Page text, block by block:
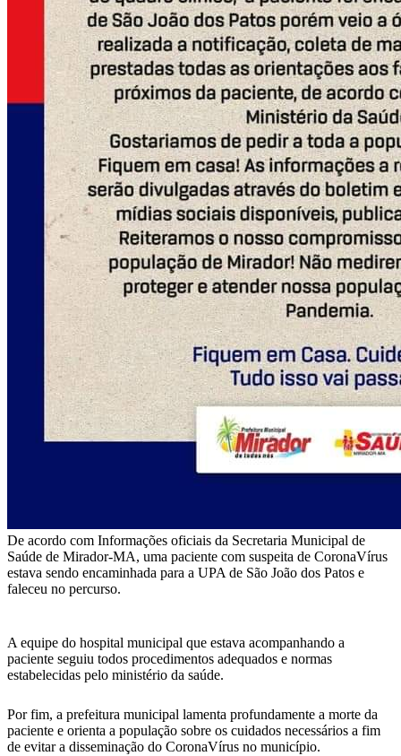
De acordo com Informações oficiais da Secretaria Municipal de
Saúde de Mirador-MA, uma paciente com suspeita de CoronaVírus
estava sendo encaminhada para a UPA de São João dos Patos e
faleceu no percurso.
A equipe do hospital municipal que estava acompanhando a
paciente seguiu todos procedimentos adequados e normas
estabelecidas pelo ministério da saúde.
Por fim, a prefeitura municipal lamenta profundamente a morte da
paciente e orienta a população sobre os cuidados necessários a fim
de evitar a disseminação do CoronaVírus no município.